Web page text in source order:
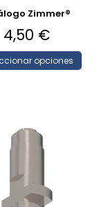
Zimmer®
4,50 €
opciones